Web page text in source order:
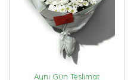
Aynı Gün Teslimat